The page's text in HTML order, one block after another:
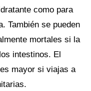
como para
También se pueden
mortales si la
intestinos. El
mayor si viajas a